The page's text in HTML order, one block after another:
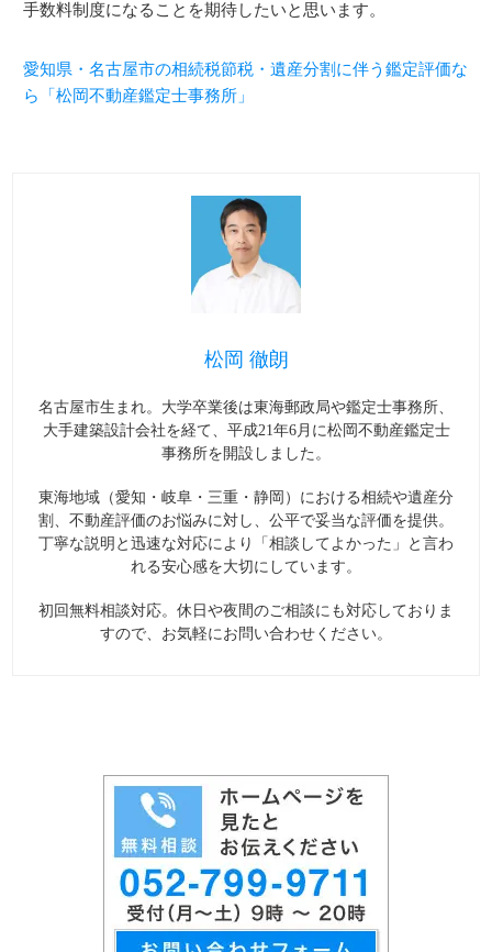
手数料制度になることを期待したいと思います。
愛知県・名古屋市の相続税節税・遺産分割に伴う鑑定評価な
ら「松岡不動産鑑定士事務所」
松岡 徹朗
名古屋市生まれ。大学卒業後は東海郵政局や鑑定士事務所、
大手建築設計会社を経て、平成21年6月に松岡不動産鑑定士
事務所を開設しました。
東海地域（愛知・岐阜・三重・静岡）における相続や遺産分
割、不動産評価のお悩みに対し、公平で妥当な評価を提供。
丁寧な説明と迅速な対応により「相談してよかった」と言わ
れる安心感を大切にしています。
初回無料相談対応。休日や夜間のご相談にも対応しておりま
すので、お気軽にお問い合わせください。